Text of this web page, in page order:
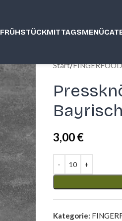
FRÜHSTÜCKMITTAGSMENÜ
Start FINGERFOOD
3,00€
Kategorie: